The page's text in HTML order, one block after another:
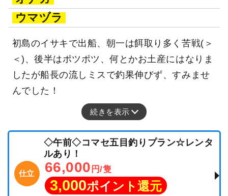
ウマヅラ
初島のイサキで出船、朝一は餌取り多く苦戦(＞
＜)、後半はポツポツ、何とかお土産にはなりま
したが船長の流しミスで釣果伸びず、すみませ
んでした！
続きを表示
仕立
◇午前◇コマセ五目釣りプラン☆レンタ
ルあり！
66,000 円/隻
3,000ポイント還元